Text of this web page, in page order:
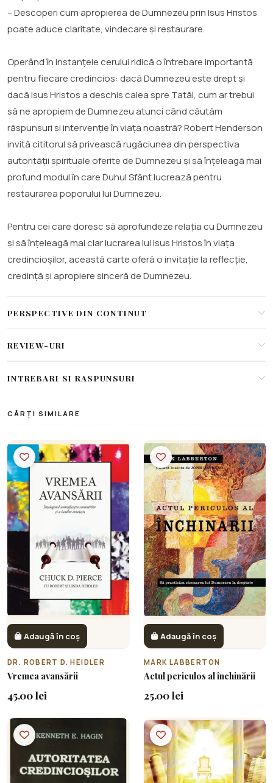
– Descoperi cum apropierea de Dumnezeu prin Isus Hristos
poate aduce claritate, vindecare și restaurare.
Operând în instanțele cerului ridică o întrebare importantă
pentru fiecare credincios: dacă Dumnezeu este drept și
dacă Isus Hristos a deschis calea spre Tatăl, cum ar trebui
să ne apropiem de Dumnezeu atunci când căutăm
răspunsuri și intervenție în viața noastră? Robert Henderson
invită cititorul să privească rugăciunea din perspectiva
autorității spirituale oferite de Dumnezeu și să înțeleagă mai
profund modul în care Duhul Sfânt lucrează pentru
restaurarea poporului lui Dumnezeu.
Pentru cei care doresc să aprofundeze relația cu Dumnezeu
și să înțeleagă mai clar lucrarea lui Isus Hristos în viața
credincioșilor, această carte oferă o invitație la reflecție,
credință și apropiere sinceră de Dumnezeu.
PERSPECTIVE DIN CONTINUT
REVIEW-URI
INTREBARI SI RASPUNSURI
CĂRȚI SIMILARE
Adaugă în coș
DR. ROBERT D. HEIDLER
Vremea avansării
45.00 lei
Adaugă în coș
MARK LABBERTON
Actul periculos al închinării
25.00 lei